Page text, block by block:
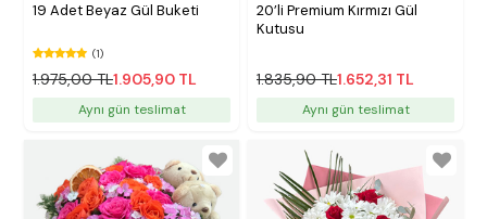
19 Adet Beyaz Gül Buketi
(1)
1.975,00 TL1.905,90 TL
Aynı gün teslimat
20’li Premium Kırmızı Gül
Kutusu
1.835,90 TL1.652,31 TL
Aynı gün teslimat